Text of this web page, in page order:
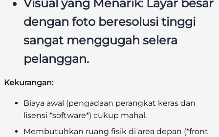
Visual yang Menarik: Layar besar
dengan foto beresolusi tinggi
sangat menggugah selera
pelanggan.
Kekurangan:
Biaya awal (pengadaan perangkat keras dan
lisensi *software*) cukup mahal.
Membutuhkan ruang fisik di area depan (*front